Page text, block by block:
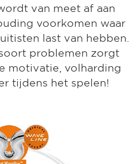
van meet af aan
voorkomen waar
last van hebben.
problemen zorgt
motivatie, volharding
tijdens het spelen!